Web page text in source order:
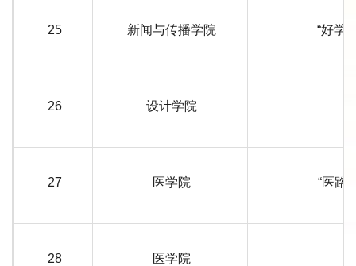
25 新闻与传播学院 “好学
26 设计学院
27 医学院 “医路
28 医学院